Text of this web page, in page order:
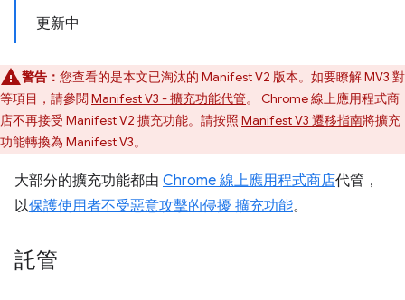
更新中
警告： 您查看的是本文已淘汰的 Manifest V2 版本。如要瞭解 MV3 對
等項目，請參閱 Manifest V3 - 擴充功能代管。 Chrome 線上應用程式商
店不再接受 Manifest V2 擴充功能。請按照 Manifest V3 遷移指南將擴充
功能轉換為 Manifest V3。
大部分的擴充功能都由 Chrome 線上應用程式商店代管，
以保護使用者不受惡意攻擊的侵擾 擴充功能。
託管